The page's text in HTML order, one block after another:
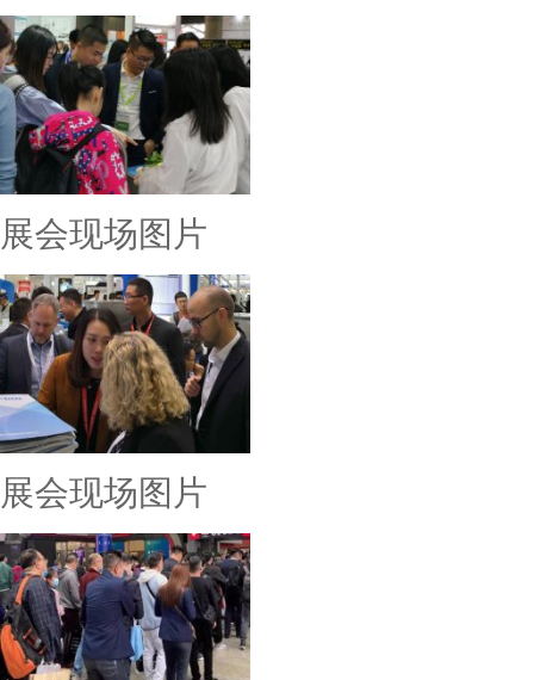
展会现场图片
展会现场图片